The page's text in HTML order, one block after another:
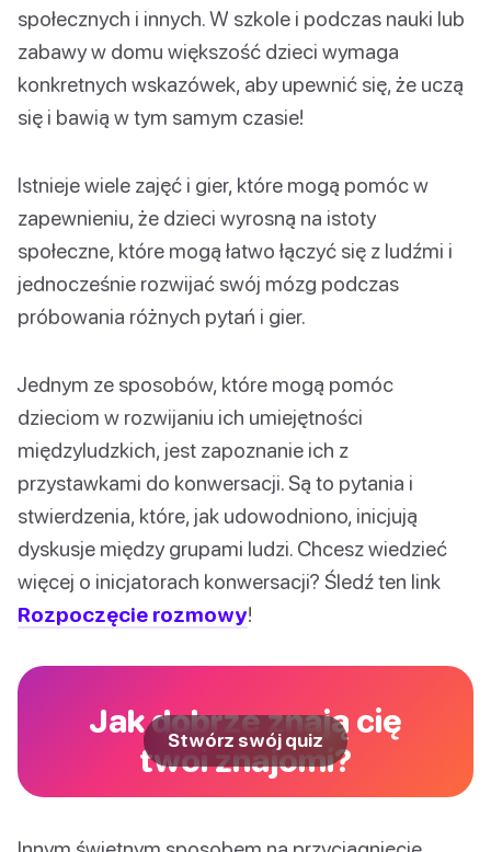
społecznych i innych. W szkole i podczas nauki lub
zabawy w domu większość dzieci wymaga
konkretnych wskazówek, aby upewnić się, że uczą
się i bawią w tym samym czasie!
Istnieje wiele zajęć i gier, które mogą pomóc w
zapewnieniu, że dzieci wyrosną na istoty
społeczne, które mogą łatwo łączyć się z ludźmi i
jednocześnie rozwijać swój mózg podczas
próbowania różnych pytań i gier.
Jednym ze sposobów, które mogą pomóc
dzieciom w rozwijaniu ich umiejętności
międzyludzkich, jest zapoznanie ich z
przystawkami do konwersacji. Są to pytania i
stwierdzenia, które, jak udowodniono, inicjują
dyskusje między grupami ludzi. Chcesz wiedzieć
więcej o inicjatorach konwersacji? Śledź ten link
Rozpoczęcie rozmowy!
Jak dobrze znają cię
twoi znajomi?
Stwórz swój quiz